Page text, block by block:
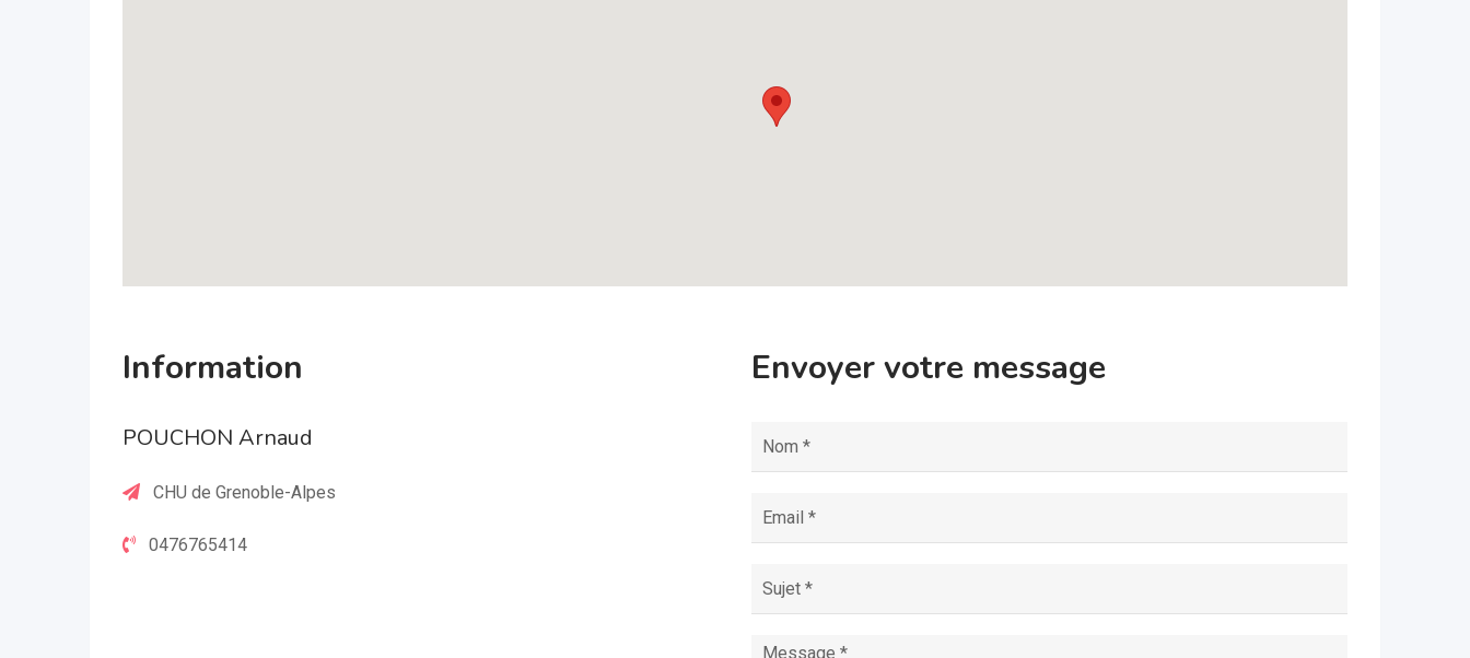
Information
POUCHON Arnaud
CHU de Grenoble-Alpes
0476765414
Envoyer votre message